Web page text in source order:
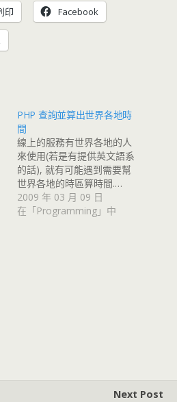
印 Facebook
PHP 查詢並算出世界各地時
間
線上的服務有世界各地的人
來使用(若是有提供英文語系
的話), 就有可能遇到需要幫
世界各地的時區算時間.…
2009 年 03 月 09 日
在「Programming」中
Next Post